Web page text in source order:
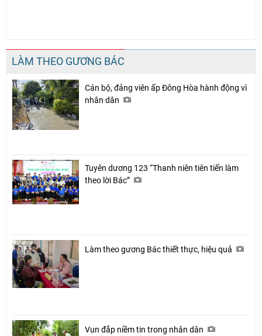
LÀM THEO GƯƠNG BÁC
Cán bộ, đảng viên ấp Đông Hòa hành động vì
nhân dân
Tuyên dương 123 “Thanh niên tiên tiến làm
theo lời Bác”
Làm theo gương Bác thiết thực, hiệu quả
Vun đắp niềm tin trong nhân dân